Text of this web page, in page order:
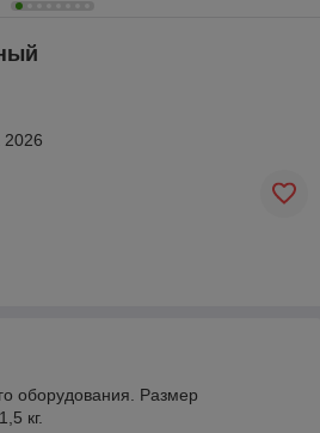
2026
оборудования. Размер
кг.